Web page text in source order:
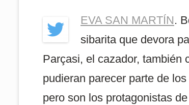
EVA SAN MARTÍN.
sibarita que devora
Parçasi, el cazador, también
pudieran parecer parte de
pero son los protagonistas de